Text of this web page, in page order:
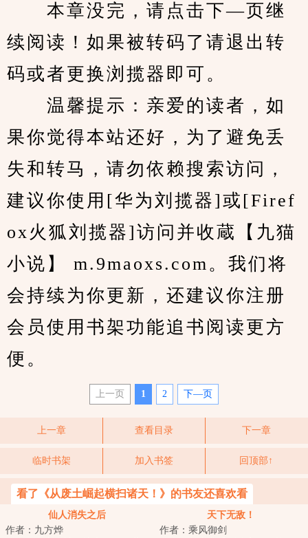
本章没完，请点击下—页继
续阅读！如果被转码了请退出转
码或者更换浏揽器即可。
温馨提示：亲爱的读者，如
果你觉得本站还好，为了避免丢
失和转马，请勿依赖搜索访问，
建议你使用[华为刘揽器]或[Firef
ox火狐刘揽器]访问并收蔵【九猫
小说】 m.9maoxs.com。我们将
会持续为你更新，还建议你注册
会员使用书架功能追书阅读更方
便。
上一页 1 2 下—页
上一章 查看目录 下一章
临时书架 加入书签 回顶部↑
看了《从废土崛起横扫诸天！》的书友还喜欢看
仙人消失之后
作者：九方烨
天下无敌！
作者：乘风御剑